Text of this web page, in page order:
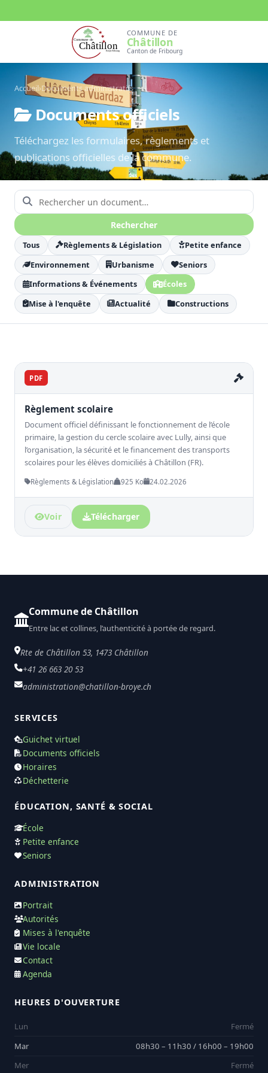
COMMUNE DE
Châtillon
Canton de Fribourg
Accueil›Documents administratifs
Documents officiels
Téléchargez les formulaires, règlements et
publications officielles de la commune.
Rechercher un document
Rechercher
Tous Règlements & Législation
Petite enfance
Environnement
Urbanisme
Seniors
Informations & Événements
Écoles
Mise à l'enquête
Actualité Constructions
PDF
Règlement scolaire
Document officiel définissant le fonctionnement de l’école
primaire, la gestion du cercle scolaire avec Lully, ainsi que
l’organisation, la sécurité et le financement des transports
scolaires pour les élèves domiciliés à Châtillon (FR).
Règlements & Législation 925 Ko 24.02.2026
Voir Télécharger
Commune de Châtillon
Entre lac et collines, l’authenticité à portée de regard.
Rte de Châtillon 53, 1473 Châtillon
+41 26 663 20 53
administration@chatillon-broye.ch
SERVICES
Guichet virtuel
Documents officiels
Horaires
Déchetterie
ÉDUCATION, SANTÉ & SOCIAL
École
Petite enfance
Seniors
ADMINISTRATION
Portrait
Autorités
Mises à l'enquête
Vie locale
Contact
Agenda
HEURES D'OUVERTURE
Lun
Fermé
Mar
08h30 – 11h30 / 16h00 – 19h00
Mer
Fermé